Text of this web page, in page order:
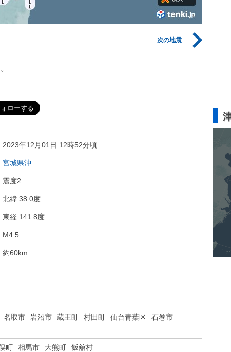
次の地震
2023年12月01日 12時52分頃
宮城県沖
震度2
北緯 38.0度
東経 141.8度
M4.5
約60km
名取市 岩沼市 蔵王町 村田町 仙台青葉区
石巻市
町 相馬市 大熊町 飯舘村